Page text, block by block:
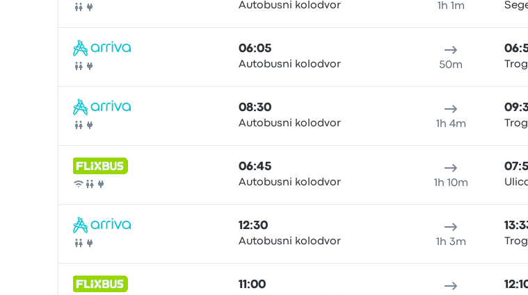
Autocarro
Autobusni kolodvor 1h 1m
Autocarro
06:05
Autobusni kolodvor 50m
Autocarro
08:30
Autobusni kolodvor 1h 4m
Autocarro
06:45
Autobusni kolodvor 1h 10m
Autocarro
12:30
Autobusni kolodvor 1h 3m
11:00